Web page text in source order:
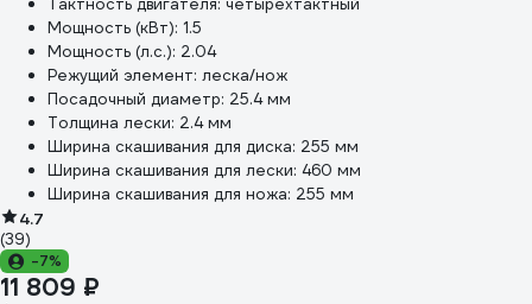
Мощность (кВт): 1.5
Мощность (л.с.): 2.04
Режущий элемент: леска/нож
Посадочный диаметр: 25.4 мм
Толщина лески: 2.4 мм
Ширина скашивания для диска: 255 мм
Ширина скашивания для лески: 460 мм
Ширина скашивания для ножа: 255 мм
4.7
(39)
-7%
11 809 ₽